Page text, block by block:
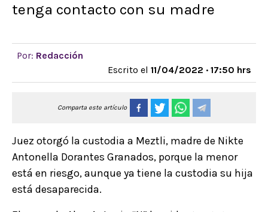
tenga contacto con su madre
Por: Redacción
Escrito el 11/04/2022 · 17:50 hrs
Comparta este artículo
Juez otorgó la custodia a Meztli, madre de Nikte
Antonella Dorantes Granados, porque la menor
está en riesgo, aunque ya tiene la custodia su hija
está desaparecida.